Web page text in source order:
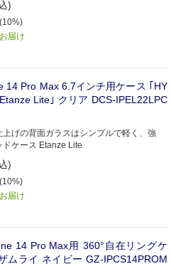
)
届け
14 Pro Max 6.7インチ用ケース ｢HY
Lite｣ クリア DCS-IPEL22LPC
上げの背面ガラスはシンプルで軽く、強
ドケース Etanze Lite
)
届け
14 Pro Max用 360°自在リングケ
ムライ ネイビー GZ-IPCS14PROM